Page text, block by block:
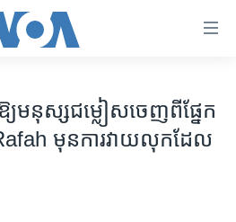
យ​មនុស្ស​ជម្លៀស​ចេញ​ពី​ផ្នែក​
មុន​ការ​វាយលុក​ដែល​